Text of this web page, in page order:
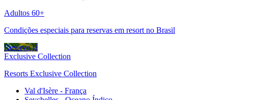
Adultos 60+
Condições especiais para reservas em resort no Brasil
Reserve já
Exclusive Collection
Resorts Exclusive Collection
Val d'Isère - França